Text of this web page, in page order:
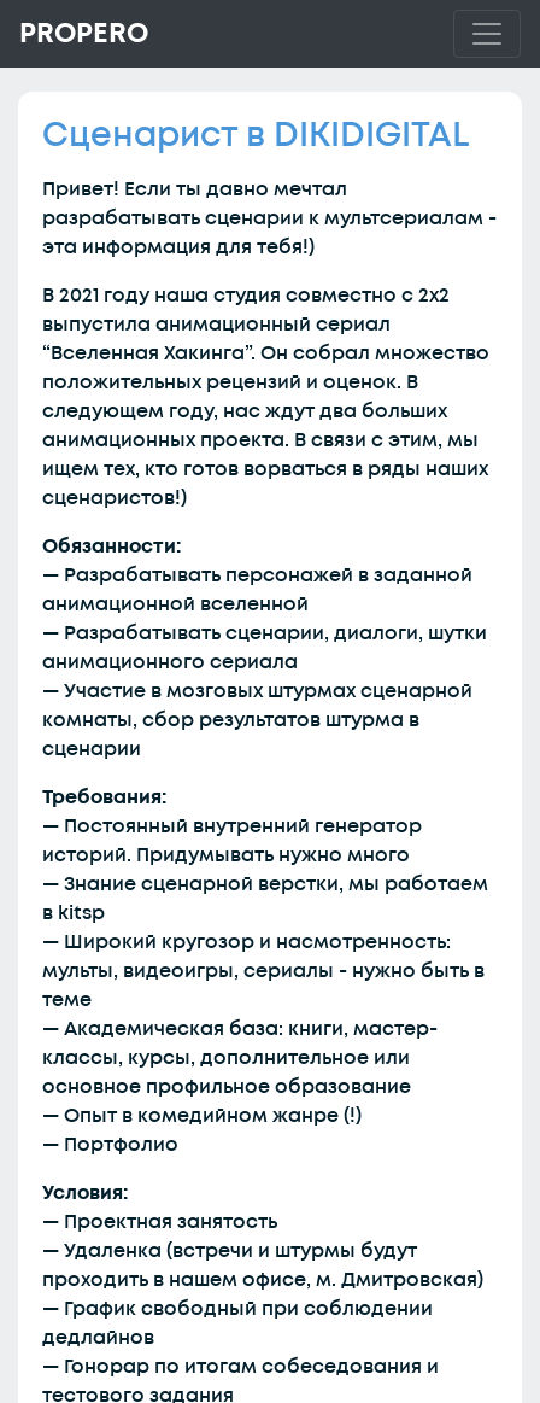
PROPERO
Сценарист в DIKIDIGITAL
Привет! Если ты давно мечтал
разрабатывать сценарии к мультсериалам -
эта информация для тебя!)
В 2021 году наша студия совместно с 2х2
выпустила анимационный сериал
“Вселенная Хакинга”. Он собрал множество
положительных рецензий и оценок. В
следующем году, нас ждут два больших
анимационных проекта. В связи с этим, мы
ищем тех, кто готов ворваться в ряды наших
сценаристов!)
Обязанности:
— Разрабатывать персонажей в заданной
анимационной вселенной
— Разрабатывать сценарии, диалоги, шутки
анимационного сериала
— Участие в мозговых штурмах сценарной
комнаты, сбор результатов штурма в
сценарии
Требования:
— Постоянный внутренний генератор
историй. Придумывать нужно много
— Знание сценарной верстки, мы работаем
в kitsp
— Широкий кругозор и насмотренность:
мульты, видеоигры, сериалы - нужно быть в
теме
— Академическая база: книги, мастер-
классы, курсы, дополнительное или
основное профильное образование
— Опыт в комедийном жанре (!)
— Портфолио
Условия:
— Проектная занятость
— Удаленка (встречи и штурмы будут
проходить в нашем офисе, м. Дмитровская)
— График свободный при соблюдении
дедлайнов
— Гонорар по итогам собеседования и
тестового задания